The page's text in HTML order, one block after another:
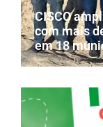
CISCO
com mais
em 18